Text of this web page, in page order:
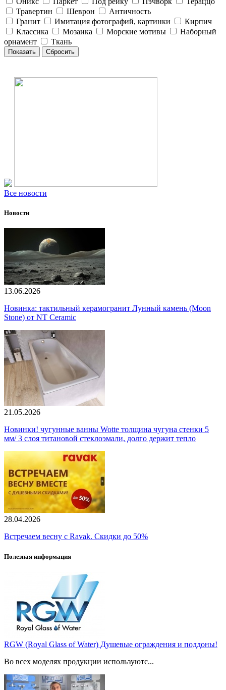
Травертин
Шеврон
Античность
Гранит
Имитация фотографий, картинки
Кирпич
Классика
Мозаика Морские мотивы
Наборный
орнамент
Ткань
Все новости
Новости
13.06.2026
Новинка: тактильный керамогранит Лунный камень (Moon
Stone) от NT Ceramic
21.05.2026
Новинки! чугунные ванны Wotte толщина чугуна стенки 5
мм/ 3 слоя титановой стеклоэмали, долго держит тепло
28.04.2026
Встречаем весну с Ravak. Скидки до 50%
Полезная информация
RGW (Royal Glass of Water) Душевые ограждения и поддоны!
Во всех моделях продукции используютс...